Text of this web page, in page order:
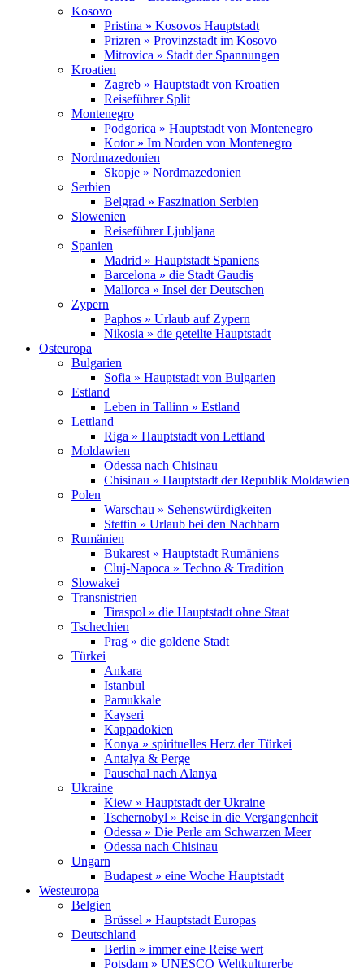
Kosovo
Pristina » Kosovos Hauptstadt
Prizren » Provinzstadt im Kosovo
Mitrovica » Stadt der Spannungen
Kroatien
Zagreb » Hauptstadt von Kroatien
Reiseführer Split
Montenegro
Podgorica » Hauptstadt von Montenegro
Kotor » Im Norden von Montenegro
Nordmazedonien
Skopje » Nordmazedonien
Serbien
Belgrad » Faszination Serbien
Slowenien
Reiseführer Ljubljana
Spanien
Madrid » Hauptstadt Spaniens
Barcelona » die Stadt Gaudis
Mallorca » Insel der Deutschen
Zypern
Paphos » Urlaub auf Zypern
Nikosia » die geteilte Hauptstadt
Osteuropa
Bulgarien
Sofia » Hauptstadt von Bulgarien
Estland
Leben in Tallinn » Estland
Lettland
Riga » Hauptstadt von Lettland
Moldawien
Odessa nach Chisinau
Chisinau » Hauptstadt der Republik Moldawien
Polen
Warschau » Sehenswürdigkeiten
Stettin » Urlaub bei den Nachbarn
Rumänien
Bukarest » Hauptstadt Rumäniens
Cluj-Napoca » Techno & Tradition
Slowakei
Transnistrien
Tiraspol » die Hauptstadt ohne Staat
Tschechien
Prag » die goldene Stadt
Türkei
Ankara
Istanbul
Pamukkale
Kayseri
Kappadokien
Konya » spirituelles Herz der Türkei
Antalya & Perge
Pauschal nach Alanya
Ukraine
Kiew » Hauptstadt der Ukraine
Tschernobyl » Reise in die Vergangenheit
Odessa » Die Perle am Schwarzen Meer
Odessa nach Chisinau
Ungarn
Budapest » eine Woche Hauptstadt
Westeuropa
Belgien
Brüssel » Hauptstadt Europas
Deutschland
Berlin » immer eine Reise wert
Potsdam » UNESCO Weltkulturerbe